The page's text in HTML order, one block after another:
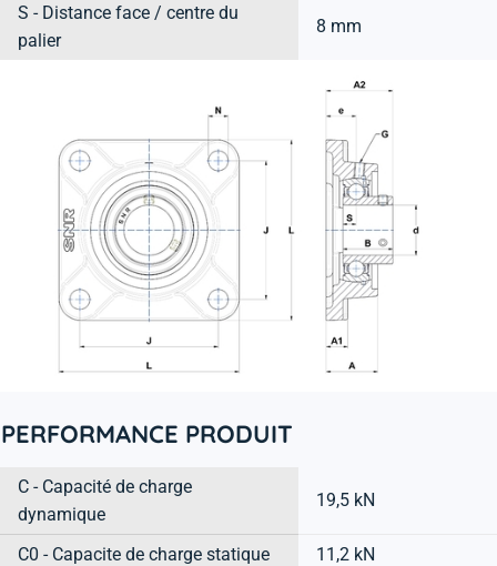
S - Distance face / centre du
palier
8 mm
PERFORMANCE PRODUIT
C - Capacité de charge
dynamique
19,5 kN
C0 - Capacite de charge statique
11,2 kN